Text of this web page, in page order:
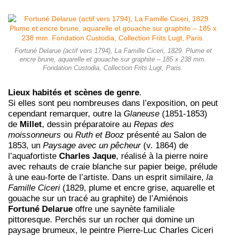
Fortuné Delarue (actif vers 1794), La Famille Ciceri, 1829. Plume et
encre brune, aquarelle et gouache sur graphite – 185 x 238 mm.
Fondation Custodia, Collection Frits Lugt, Paris.
Lieux habités et scènes de genre.
Si elles sont peu nombreuses dans l’exposition, on peut
cependant remarquer, outre la Glaneuse (1851-1853)
de Millet, dessin préparatoire au Repas des
moissonneurs ou Ruth et Booz présenté au Salon de
1853, un Paysage avec un pêcheur(v. 1864) de
l’aquafortiste Charles Jaque, réalisé à la pierre noire
avec rehauts de craie blanche sur papier beige, prélude
à une eau-forte de l’artiste. Dans un esprit similaire, la
Famille Ciceri (1829, plume et encre grise, aquarelle et
gouache sur un tracé au graphite) de l’Amiénois
Fortuné Delarue offre une saynète familiale
pittoresque. Perchés sur un rocher qui domine un
paysage brumeux, le peintre Pierre-Luc Charles Ciceri